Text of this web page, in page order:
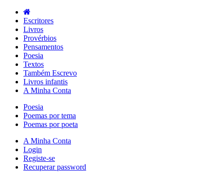
Escritores
Livros
Provérbios
Pensamentos
Poesia
Textos
Também Escrevo
Livros infantis
A Minha Conta
Poesia
Poemas por tema
Poemas por poeta
A Minha Conta
Login
Registe-se
Recuperar password